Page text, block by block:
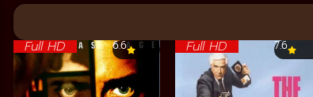
90%
Full HD 6.6 Full HD 7.6